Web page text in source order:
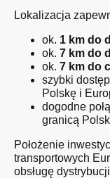
Lokalizacja
ok. 1 km do
ok. 7 km do
ok. 7 km do
szybki
Polskę i
dogodne
granicą
Położenie
transportowych
obsługę